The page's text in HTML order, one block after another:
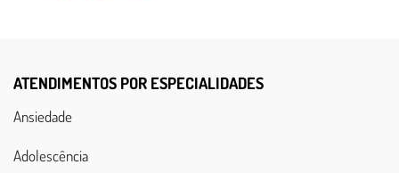
ATENDIMENTOS POR ESPECIALIDADES
Ansiedade
Adolescência